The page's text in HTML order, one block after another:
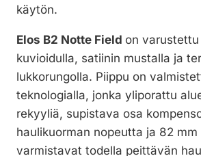
käytön.
Elos B2 Notte Field on
kuvioidulla, satiinin mustalla ja
lukkorungolla. Piippu on
teknologialla, jonka yliporattu
rekyyliä, supistava osa
haulikuorman nopeutta ja 82
varmistavat todella peittävän